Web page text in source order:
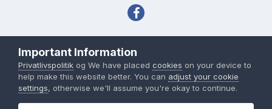
Copyright IHC-User.dk 2007-2026
Powered by Invision Community
Important Information
Privatlivspolitik og We have placed cookies on your device to
help make this website better. You can adjust your cookie
settings, otherwise we'll assume you're okay to continue.